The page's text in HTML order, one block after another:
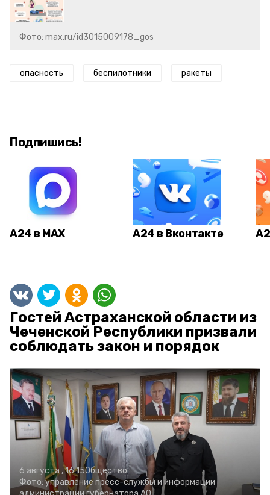
Фото: max.ru/id3015009178_gos
опасность беспилотники ракеты
Подпишись!
А24 в MAX А24 в Вконтакте
Гостей Астраханской области из
Чеченской Республики призвали
соблюдать закон и порядок
6 августа , 16:15Общество
Фото: управление пресс-службы и информации